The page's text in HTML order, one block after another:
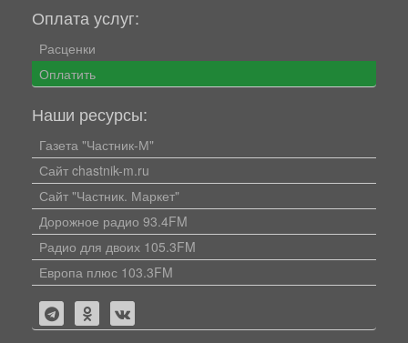
Оплата услуг:
Расценки
Оплатить
Наши ресурсы:
Газета "Частник-М"
Сайт chastnik-m.ru
Сайт "Частник. Маркет"
Дорожное радио 93.4FM
Радио для двоих 105.3FM
Европа плюс 103.3FM